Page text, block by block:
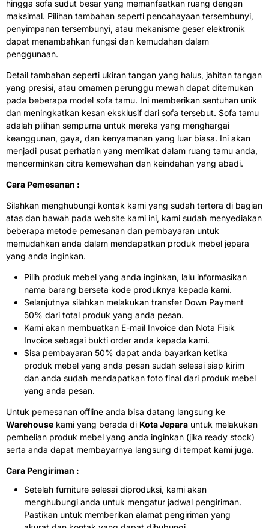
hingga sofa sudut besar yang memanfaatkan ruang dengan
maksimal. Pilihan tambahan seperti pencahayaan tersembunyi,
penyimpanan tersembunyi, atau mekanisme geser elektronik
dapat menambahkan fungsi dan kemudahan dalam
penggunaan.
Detail tambahan seperti ukiran tangan yang halus, jahitan tangan
yang presisi, atau ornamen perunggu mewah dapat ditemukan
pada beberapa model sofa tamu. Ini memberikan sentuhan unik
dan meningkatkan kesan eksklusif dari sofa tersebut. Sofa tamu
adalah pilihan sempurna untuk mereka yang menghargai
keanggunan, gaya, dan kenyamanan yang luar biasa. Ini akan
menjadi pusat perhatian yang memikat dalam ruang tamu anda,
mencerminkan citra kemewahan dan keindahan yang abadi.
Cara Pemesanan :
Silahkan menghubungi kontak kami yang sudah tertera di bagian
atas dan bawah pada website kami ini, kami sudah menyediakan
beberapa metode pemesanan dan pembayaran untuk
memudahkan anda dalam mendapatkan produk mebel jepara
yang anda inginkan.
Pilih produk mebel yang anda inginkan, lalu informasikan
nama barang berseta kode produknya kepada kami.
Selanjutnya silahkan melakukan transfer Down Payment
50% dari total produk yang anda pesan.
Kami akan membuatkan E-mail Invoice dan Nota Fisik
Invoice sebagai bukti order anda kepada kami.
Sisa pembayaran 50% dapat anda bayarkan ketika
produk mebel yang anda pesan sudah selesai siap kirim
dan anda sudah mendapatkan foto final dari produk mebel
yang anda pesan.
Untuk pemesanan offline anda bisa datang langsung ke
Warehouse kami yang berada di Kota Jepara untuk melakukan
pembelian produk mebel yang anda inginkan (jika ready stock)
serta anda dapat membayarnya langsung di tempat kami juga.
Cara Pengiriman :
Setelah furniture selesai diproduksi, kami akan
menghubungi anda untuk mengatur jadwal pengiriman.
Pastikan untuk memberikan alamat pengiriman yang